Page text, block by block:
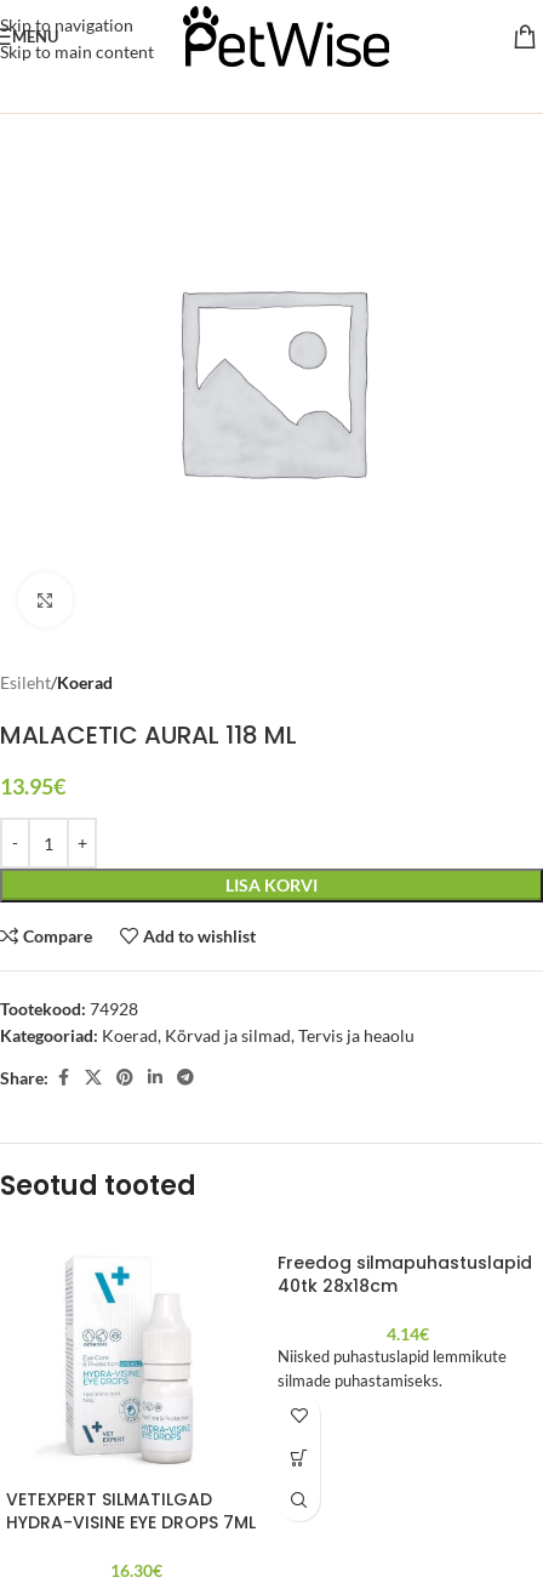
Skip to navigation
Skip to main content
MENU
Esileht Koerad
MALACETIC AURAL 118 ML
13.95€
LISA KORVI
Compare Add to wishlist
Tootekood: 74928
Kategooriad: Koerad, Kõrvad ja silmad,Tervis ja heaolu
Share:
Seotud tooted
VETEXPERT SILMATILGAD
HYDRA-VISINE EYE DROPS 7ML
16.30€
Freedog silmapuhastuslapid
40tk 28x18cm
4.14€
Niisked puhastuslapid lemmikute
silmade puhastamiseks.